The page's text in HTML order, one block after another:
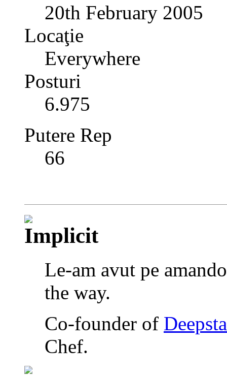
20th February 2005
Locaţie
Everywhere
Posturi
6.975
Putere Rep
66
Le-am avut pe
the way.
Co-founder of
Chef.